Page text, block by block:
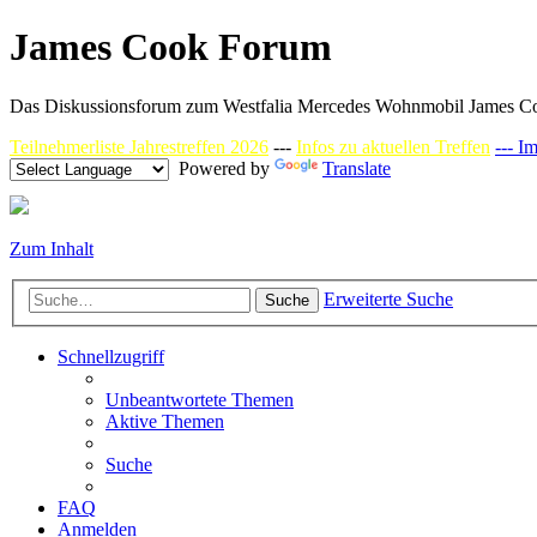
James Cook Forum
Das Diskussionsforum zum Westfalia Mercedes Wohnmobil James
Teilnehmerliste Jahrestreffen 2026 --- Infos zu aktuellen Treffen ---
Powered by
Translate
Zum Inhalt
Suche Erweiterte Suche
Schnellzugriff
Unbeantwortete Themen
Aktive Themen
Suche
FAQ
Anmelden